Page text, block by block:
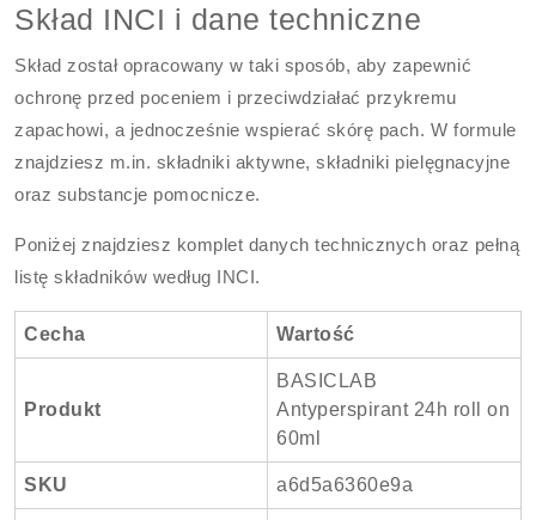
Skład INCI i dane techniczne
Skład został opracowany w taki sposób, aby zapewnić
ochronę przed poceniem i przeciwdziałać przykremu
zapachowi, a jednocześnie wspierać skórę pach. W formule
znajdziesz m.in. składniki aktywne, składniki pielęgnacyjne
oraz substancje pomocnicze.
Poniżej znajdziesz komplet danych technicznych oraz pełną
listę składników według INCI.
Cecha Wartość
Produkt
BASICLAB
Antyperspirant 24h roll on
60ml
SKU a6d5a6360e9a